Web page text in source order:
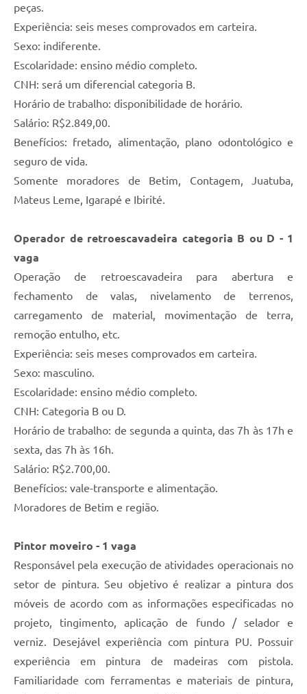
peças.
Experiência: seis meses comprovados em carteira.
Sexo: indiferente.
Escolaridade: ensino médio completo.
CNH: será um diferencial categoria B.
Horário de trabalho: disponibilidade de horário.
Salário: R$2.849,00.
Benefícios: fretado, alimentação, plano odontológico e
seguro de vida.
Somente moradores de Betim, Contagem, Juatuba,
Mateus Leme, Igarapé e Ibirité.
Operador de retroescavadeira categoria B ou D - 1
vaga
Operação de retroescavadeira para abertura e
fechamento de valas, nivelamento de terrenos,
carregamento de material, movimentação de terra,
remoção entulho, etc.
Experiência: seis meses comprovados em carteira.
Sexo: masculino.
Escolaridade: ensino médio completo.
CNH: Categoria B ou D.
Horário de trabalho: de segunda a quinta, das 7h às 17h e
sexta, das 7h às 16h.
Salário: R$2.700,00.
Benefícios: vale-transporte e alimentação.
Moradores de Betim e região.
Pintor moveiro - 1 vaga
Responsável pela execução de atividades operacionais no
setor de pintura. Seu objetivo é realizar a pintura dos
móveis de acordo com as informações especificadas no
projeto, tingimento, aplicação de fundo / selador e
verniz. Desejável experiência com pintura PU. Possuir
experiência em pintura de madeiras com pistola.
Familiaridade com ferramentas e materiais de pintura,